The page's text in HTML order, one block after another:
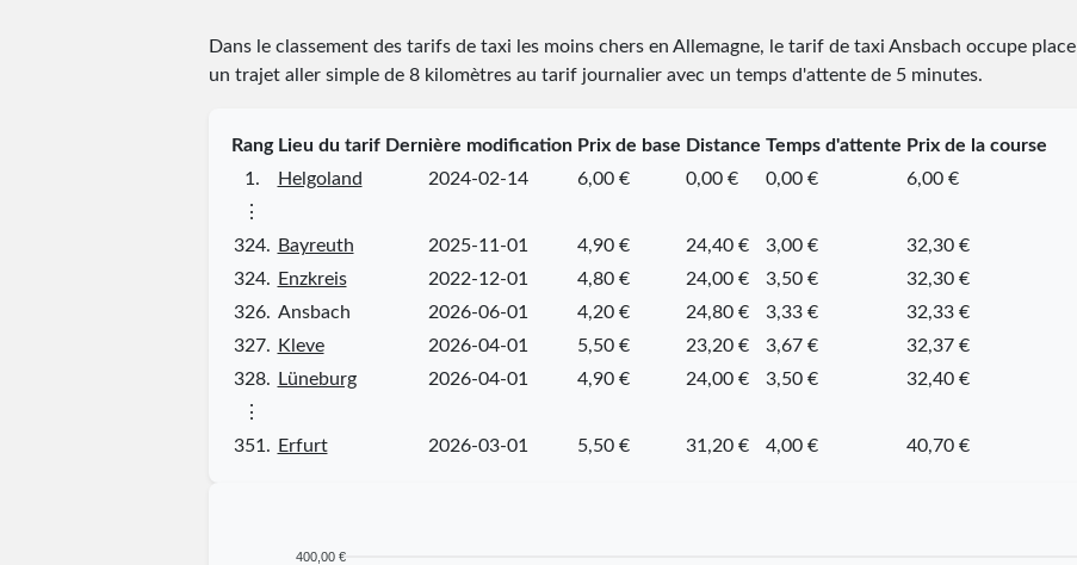
Dans le classement des tarifs de taxi les moins chers en Allemagne, le tarif de taxi Ansbach occupe place
un trajet aller simple de 8 kilomètres au tarif journalier avec un temps d'attente de 5 minutes.
Rang Lieu du tarif Dernière modification Prix de base Distance Temps d'attente Prix de la course
1.
Helgoland 2024-02-14 6,00 € 0,00 € 0,00 €
6,00 €
⋮
324.
Bayreuth 2025-11-01 4,90 € 24,40 € 3,00 €
32,30 €
324.
Enzkreis 2022-12-01 4,80 € 24,00 € 3,50 €
32,30 €
326. Ansbach 2026-06-01 4,20 € 24,80 € 3,33 €
32,33 €
327.
Kleve 2026-04-01 5,50 € 23,20 € 3,67 €
32,37 €
328.
Lüneburg 2026-04-01 4,90 € 24,00 € 3,50 €
32,40 €
⋮
351.
Erfurt 2026-03-01 5,50 € 31,20 € 4,00 € 40,70 €
400,00 €